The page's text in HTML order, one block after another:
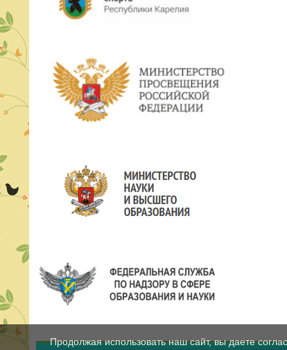
Продолжая использовать наш сайт, вы даете